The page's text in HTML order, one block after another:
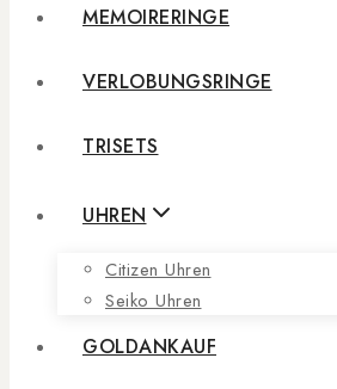
MEMOIRERINGE
VERLOBUNGSRINGE
TRISETS
UHREN
Citizen Uhren
Seiko Uhren
GOLDANKAUF